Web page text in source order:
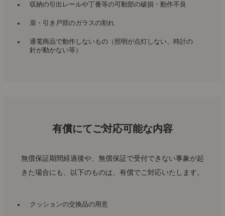
収納の引出レールや丁番等の可動部の破損・動作不良
扉・引き戸部のガラスの割れ
通電商品で動作しないもの（照明が点灯しない、時計の
針が動かない等）
有償にてご対応可能な内容
無償保証期間経過後や、無償保証で受付できない事象が起
きた場合にも、以下のものは、有償でご対応いたします。
クッションの交換品の用意